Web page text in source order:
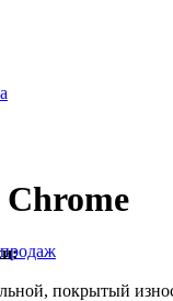
покрытый